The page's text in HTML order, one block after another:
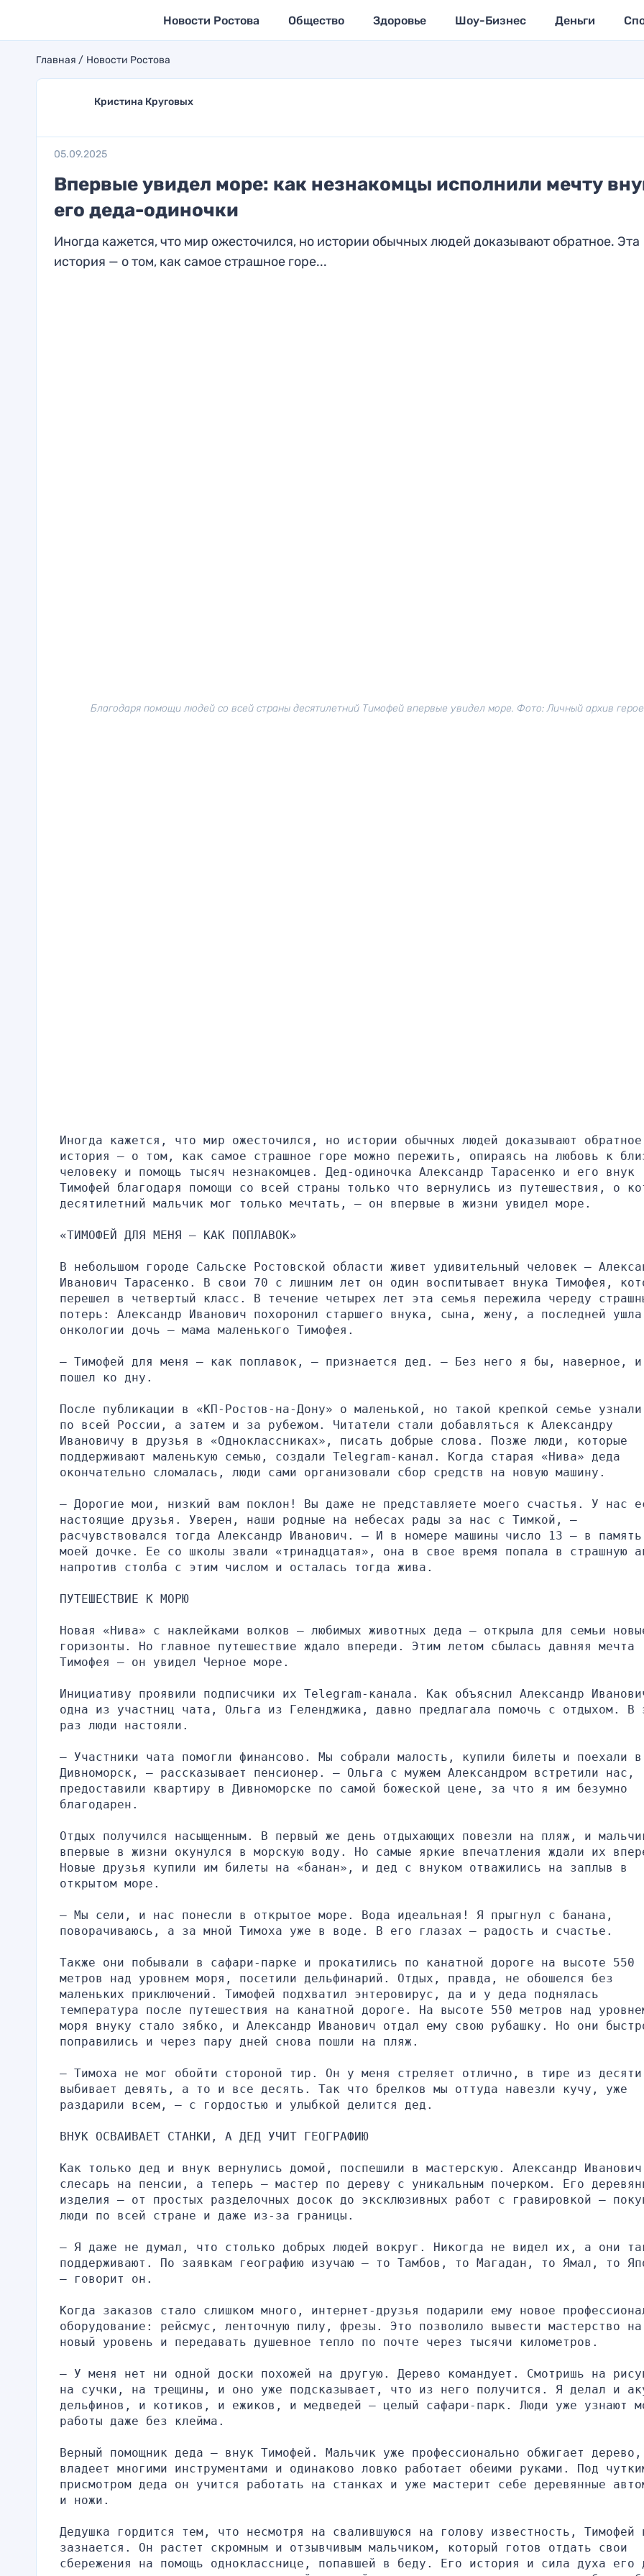
Новости Ростова Общество Здоровье Шоу-Бизнес Деньги
Главная Новости Ростова
Кристина Круговых
05.09.2025
Впервые увидел море: как незнакомцы исполнили мечту
его деда-одиночки
Иногда кажется, что мир ожесточился, но истории обычных людей доказывают обратное. Эта
история — о том, как самое страшное горе...
Благодаря помощи людей со всей страны десятилетний Тимофей впервые увидел море. Фото: Личный архив
Иногда кажется, что мир ожесточился, но истории обычных людей доказывают
история — о том, как самое страшное горе можно пережить, опираясь на любовь к
человеку и помощь тысяч незнакомцев. Дед-одиночка Александр Тарасенко и его внук
Тимофей благодаря помощи со всей страны только что вернулись из путешествия, о
десятилетний мальчик мог только мечтать, — он впервые в жизни увидел море.
«ТИМОФЕЙ ДЛЯ МЕНЯ — КАК ПОПЛАВОК»
В небольшом городе Сальске Ростовской области живет удивительный человек —
Иванович Тарасенко. В свои 70 с лишним лет он один воспитывает внука Тимофея,
перешел в четвертый класс. В течение четырех лет эта семья пережила череду
потерь: Александр Иванович похоронил старшего внука, сына, жену, а последней
онкологии дочь — мама маленького Тимофея.
— Тимофей для меня — как поплавок, — признается дед. — Без него я бы, наверное,
пошел ко дну.
После публикации в «КП-Ростов-на-Дону» о маленькой, но такой крепкой семье
по всей России, а затем и за рубежом. Читатели стали добавляться к Александру
Ивановичу в друзья в «Одноклассниках», писать добрые слова. Позже люди, которые
поддерживают маленькую семью, создали Telegram-канал. Когда старая «Нива» деда
окончательно сломалась, люди сами организовали сбор средств на новую машину.
— Дорогие мои, низкий вам поклон! Вы даже не представляете моего счастья. У нас
настоящие друзья. Уверен, наши родные на небесах рады за нас с Тимкой, —
расчувствовался тогда Александр Иванович. — И в номере машины число 13 — в
моей дочке. Ее со школы звали «тринадцатая», она в свое время попала в страшную
напротив столба с этим числом и осталась тогда жива.
ПУТЕШЕСТВИЕ К МОРЮ
Новая «Нива» с наклейками волков — любимых животных деда — открыла для семьи
горизонты. Но главное путешествие ждало впереди. Этим летом сбылась давняя мечта
Тимофея — он увидел Черное море.
Инициативу проявили подписчики их Telegram-канала. Как объяснил Александр
одна из участниц чата, Ольга из Геленджика, давно предлагала помочь с отдыхом. В
раз люди настояли.
— Участники чата помогли финансово. Мы собрали малость, купили билеты и поехали в
Дивноморск, — рассказывает пенсионер. — Ольга с мужем Александром встретили нас,
предоставили квартиру в Дивноморске по самой божеской цене, за что я им безумно
благодарен.
Отдых получился насыщенным. В первый же день отдыхающих повезли на пляж, и
впервые в жизни окунулся в морскую воду. Но самые яркие впечатления ждали их
Новые друзья купили им билеты на «банан», и дед с внуком отважились на заплыв в
открытом море.
— Мы сели, и нас понесли в открытое море. Вода идеальная! Я прыгнул с банана,
поворачиваюсь, а за мной Тимоха уже в воде. В его глазах — радость и счастье.
Также они побывали в сафари-парке и прокатились по канатной дороге на высоте 550
метров над уровнем моря, посетили дельфинарий. Отдых, правда, не обошелся без
маленьких приключений. Тимофей подхватил энтеровирус, да и у деда поднялась
температура после путешествия на канатной дороге. На высоте 550 метров над
моря внуку стало зябко, и Александр Иванович отдал ему свою рубашку. Но они
поправились и через пару дней снова пошли на пляж.
— Тимоха не мог обойти стороной тир. Он у меня стреляет отлично, в тире из десяти
выбивает девять, а то и все десять. Так что брелков мы оттуда навезли кучу, уже
раздарили всем, — с гордостью и улыбкой делится дед.
ВНУК ОСВАИВАЕТ СТАНКИ, А ДЕД УЧИТ ГЕОГРАФИЮ
Как только дед и внук вернулись домой, поспешили в мастерскую. Александр
слесарь на пенсии, а теперь — мастер по дереву с уникальным почерком. Его
изделия — от простых разделочных досок до эксклюзивных работ с гравировкой —
люди по всей стране и даже из-за границы.
— Я даже не думал, что столько добрых людей вокруг. Никогда не видел их, а они
поддерживают. По заявкам географию изучаю — то Тамбов, то Магадан, то Ямал, то
— говорит он.
Когда заказов стало слишком много, интернет-друзья подарили ему новое
оборудование: рейсмус, ленточную пилу, фрезы. Это позволило вывести мастерство на
новый уровень и передавать душевное тепло по почте через тысячи километров.
— У меня нет ни одной доски похожей на другую. Дерево командует. Смотришь на
на сучки, на трещины, и оно уже подсказывает, что из него получится. Я делал и
дельфинов, и котиков, и ежиков, и медведей — целый сафари-парк. Люди уже узнают
работы даже без клейма.
Верный помощник деда — внук Тимофей. Мальчик уже профессионально обжигает дерево,
владеет многими инструментами и одинаково ловко работает обеими руками. Под
присмотром деда он учится работать на станках и уже мастерит себе деревянные
и ножи.
Дедушка гордится тем, что несмотря на свалившуюся на голову известность, Тимофей
зазнается. Он растет скромным и отзывчивым мальчиком, который готов отдать свои
сбережения на помощь однокласснице, попавшей в беду. Его история и сила духа его